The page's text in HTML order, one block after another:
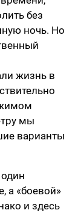
без
ночь. Но
жизнь в
мы
варианты
а «‎боевой»‎
и здесь